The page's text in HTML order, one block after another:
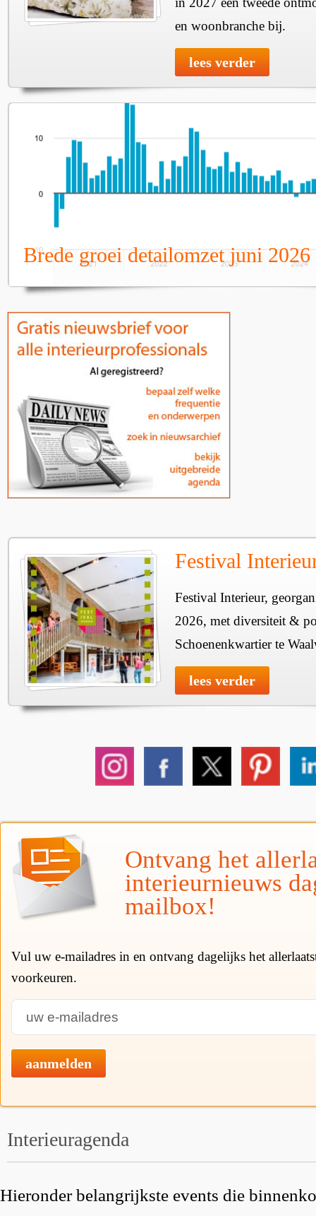
en woonbranche bij.
lees verder
Brede groei detailomzet juni 2026
Festival
Festival Interieur,
2026, met diversiteit &
Schoenenkwartier te
lees verder
Ontvang het
interieurnieuws
mailbox!
Vul uw e-mailadres in en ontvang dagelijks het
voorkeuren.
aanmelden
Interieuragenda
Hieronder belangrijkste events die